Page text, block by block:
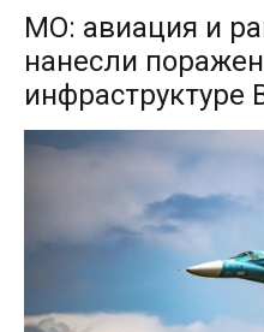
МО: авиация и
нанесли
инфраструктуре